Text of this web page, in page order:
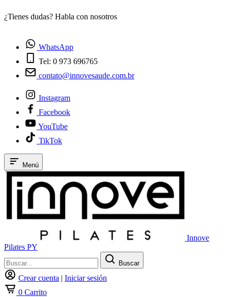
¿Tienes dudas? Habla con nosotros
WhatsApp
Tel: 0 973 696765
contato@innovesaude.com.br
Instagram
Facebook
YouTube
TikTok
Menú
Innove
Pilates PY
Buscar
Crear cuenta | Iniciar sesión
0 Carrito